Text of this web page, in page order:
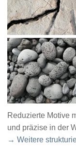
Reduzierte Motive
und präzise in der
→ Weitere